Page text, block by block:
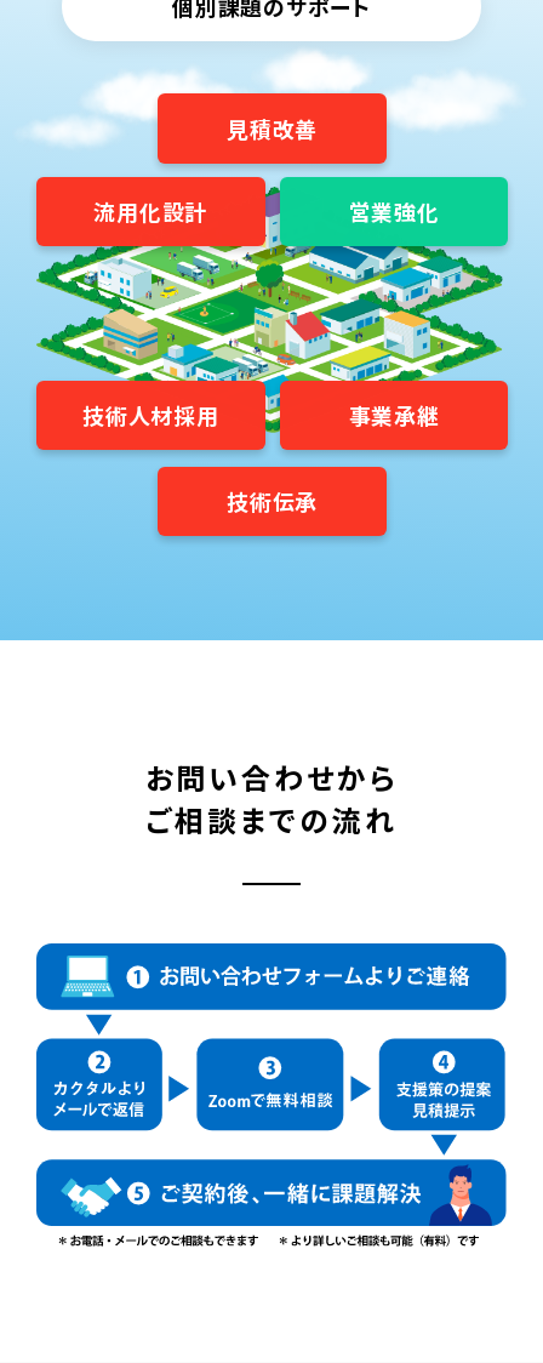
個別課題のサポート
見積改善
営業強化
事業承継
技術伝承
流用化設計
技術人材採用
お問い合わせから
ご相談までの流れ